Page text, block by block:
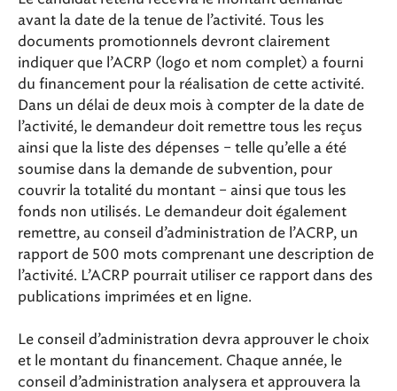
avant la date de la tenue de l’activité. Tous les
documents promotionnels devront clairement
indiquer que l’ACRP (logo et nom complet) a fourni
du financement pour la réalisation de cette activité.
Dans un délai de deux mois à compter de la date de
l’activité, le demandeur doit remettre tous les reçus
ainsi que la liste des dépenses – telle qu’elle a été
soumise dans la demande de subvention, pour
couvrir la totalité du montant – ainsi que tous les
fonds non utilisés. Le demandeur doit également
remettre, au conseil d’administration de l’ACRP, un
rapport de 500 mots comprenant une description de
l’activité. L’ACRP pourrait utiliser ce rapport dans des
publications imprimées et en ligne.
Le conseil d’administration devra approuver le choix
et le montant du financement. Chaque année, le
conseil d’administration analysera et approuvera la